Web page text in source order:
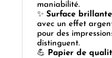
maniabilité.
✨ Surface
avec un effet
pour des
distinguent.
💪
Papier de